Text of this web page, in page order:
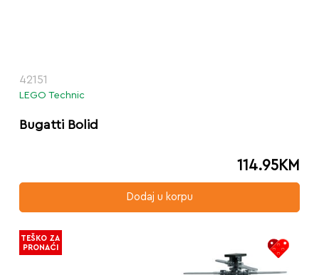
42151
LEGO Technic
Bugatti Bolid
114.95KM
Dodaj u korpu
TEŠKO ZA
PRONAĆI